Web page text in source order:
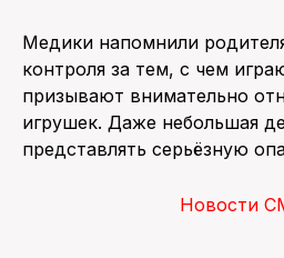
Медики напомнили
контроля за тем, с чем
призывают внимательно
игрушек. Даже небольшая
представлять серьёзную
Новости